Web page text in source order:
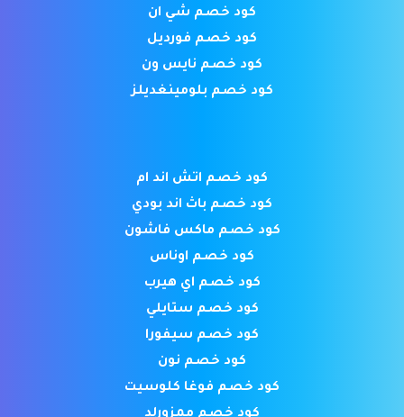
كود خصم شي ان
كود خصم فورديل
كود خصم نايس ون
كود خصم بلومينغديلز
كود خصم اتش اند ام
كود خصم باث اند بودي
كود خصم ماكس فاشون
كود خصم اوناس
كود خصم اي هيرب
كود خصم ستايلي
كود خصم سيفورا
كود خصم نون
كود خصم فوغا كلوسيت
كود خصم ممزورلد